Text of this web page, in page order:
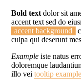
Bold text dolor sit
accent text sed do
accent background
culpa qui deserunt
Example iste natus
doloremque
illo vei tooltip example